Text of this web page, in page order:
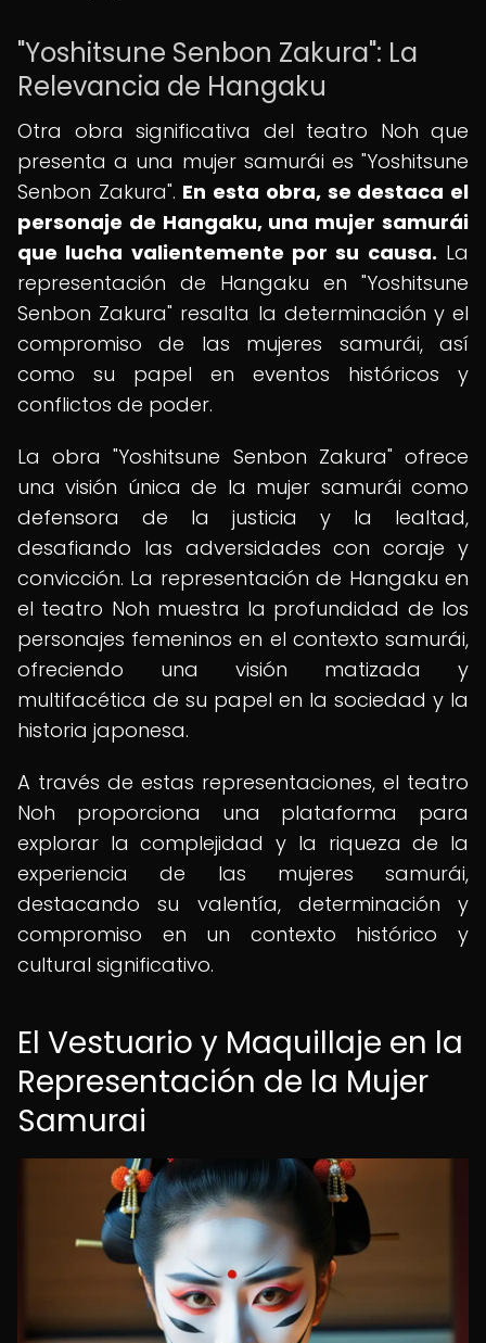
"Yoshitsune Senbon Zakura": La
Relevancia de Hangaku
Otra obra significativa del teatro Noh que
presenta a una mujer samurái es "Yoshitsune
Senbon Zakura". En esta obra, se destaca el
personaje de Hangaku, una mujer samurái
que lucha valientemente por su causa. La
representación de Hangaku en "Yoshitsune
Senbon Zakura" resalta la determinación y el
compromiso de las mujeres samurái, así
como su papel en eventos históricos y
conflictos de poder.
La obra "Yoshitsune Senbon Zakura" ofrece
una visión única de la mujer samurái como
defensora de la justicia y la lealtad,
desafiando las adversidades con coraje y
convicción. La representación de Hangaku en
el teatro Noh muestra la profundidad de los
personajes femeninos en el contexto samurái,
ofreciendo una visión matizada y
multifacética de su papel en la sociedad y la
historia japonesa.
A través de estas representaciones, el teatro
Noh proporciona una plataforma para
explorar la complejidad y la riqueza de la
experiencia de las mujeres samurái,
destacando su valentía, determinación y
compromiso en un contexto histórico y
cultural significativo.
El Vestuario y Maquillaje en la
Representación de la Mujer
Samurai